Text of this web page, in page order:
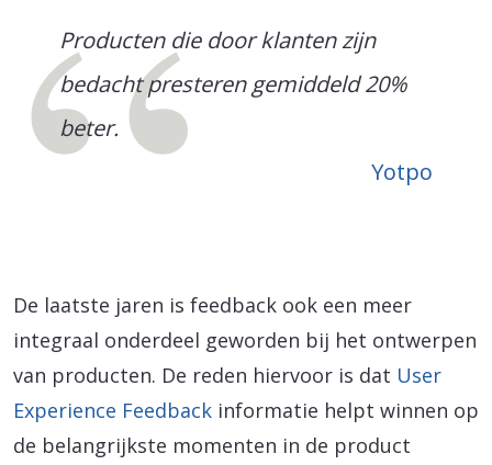
Producten die door klanten zijn
bedacht presteren gemiddeld 20%
beter.
Yotpo
De laatste jaren is feedback ook een meer
integraal onderdeel geworden bij het ontwerpen
van producten. De reden hiervoor is dat User
Experience Feedback informatie helpt winnen op
de belangrijkste momenten in de product